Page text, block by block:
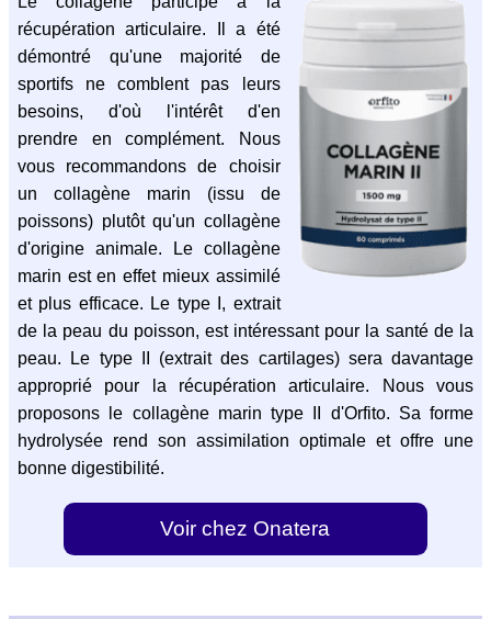
récupération articulaire. Il a été
démontré qu'une majorité de
sportifs ne comblent pas leurs
besoins, d'où l'intérêt d'en
prendre en complément. Nous
vous recommandons de choisir
un collagène marin (issu de
poissons) plutôt qu'un collagène
d'origine animale. Le collagène
marin est en effet mieux assimilé
et plus efficace. Le type I, extrait
de la peau du poisson, est intéressant pour la santé de la
peau. Le type II (extrait des cartilages) sera davantage
approprié pour la récupération articulaire. Nous vous
proposons le collagène marin type II d'Orfito. Sa forme
hydrolysée rend son assimilation optimale et offre une
bonne digestibilité.
Voir chez Onatera